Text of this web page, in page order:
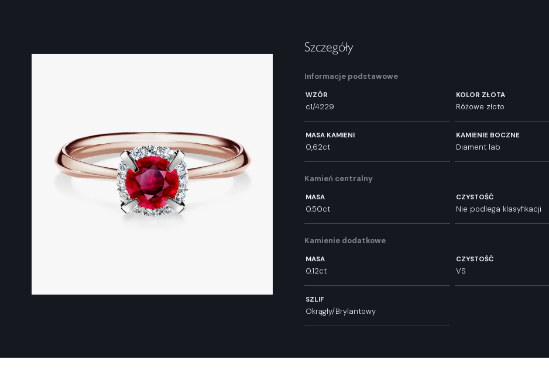
Szczegóły
Informacje podstawowe
WZÓR
c1/4229
KOLOR ZŁOTA
Różowe złoto
MASA KAMIENI
0,62ct
KAMIENIE BOCZNE
Diament lab
Kamień centralny
MASA
0.50ct
CZYSTOŚĆ
Nie podlega klasyfikacji
Kamienie dodatkowe
MASA
0.12ct
CZYSTOŚĆ
VS
SZLIF
Okrągły/Brylantowy